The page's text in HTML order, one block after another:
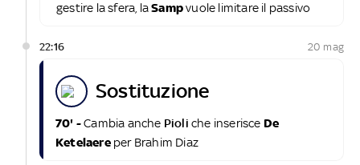
gestire la sfera, laSampvuole limitare il passivo
22:16 20 mag
sostituzione
70' -Cambia anche Pioliche inserisce De
Ketelaere per Brahim Diaz